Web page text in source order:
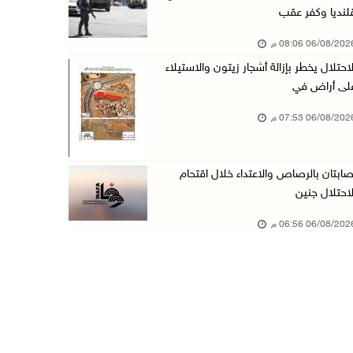
بيت لحم: حجاوي يتفقد بلدة نحالين ويطلع على اح ...
الاحتلال يغلق محيط دوار الزايد ويقتحم محال تج ...
"النقل والمواصلات" تطلق حملة لترخيص الجرارات ...
وكفر عقب
08/2026 08:06 م
يخطر بإزالة أشجار زيتون والاستيلاء
أراض في
08/2026 07:53 م
بالرصاص والاعتداء خلال اقتحام
جنين
08/2026 06:56 م